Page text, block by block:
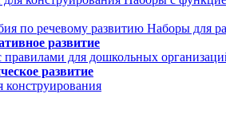
по речевому развитию Наборы для
развитие
для дошкольных
развитие
конструирования